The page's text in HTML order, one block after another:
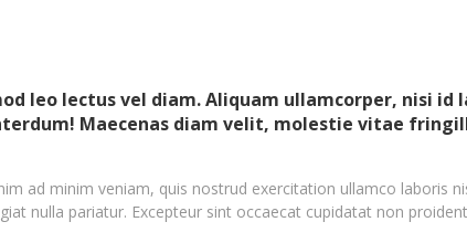
leo lectus vel diam. Aliquam ullamcorper, nisi id
Maecenas diam velit, molestie vitae
ad minim veniam, quis nostrud exercitation ullamco laboris
nulla pariatur. Excepteur sint occaecat cupidatat non